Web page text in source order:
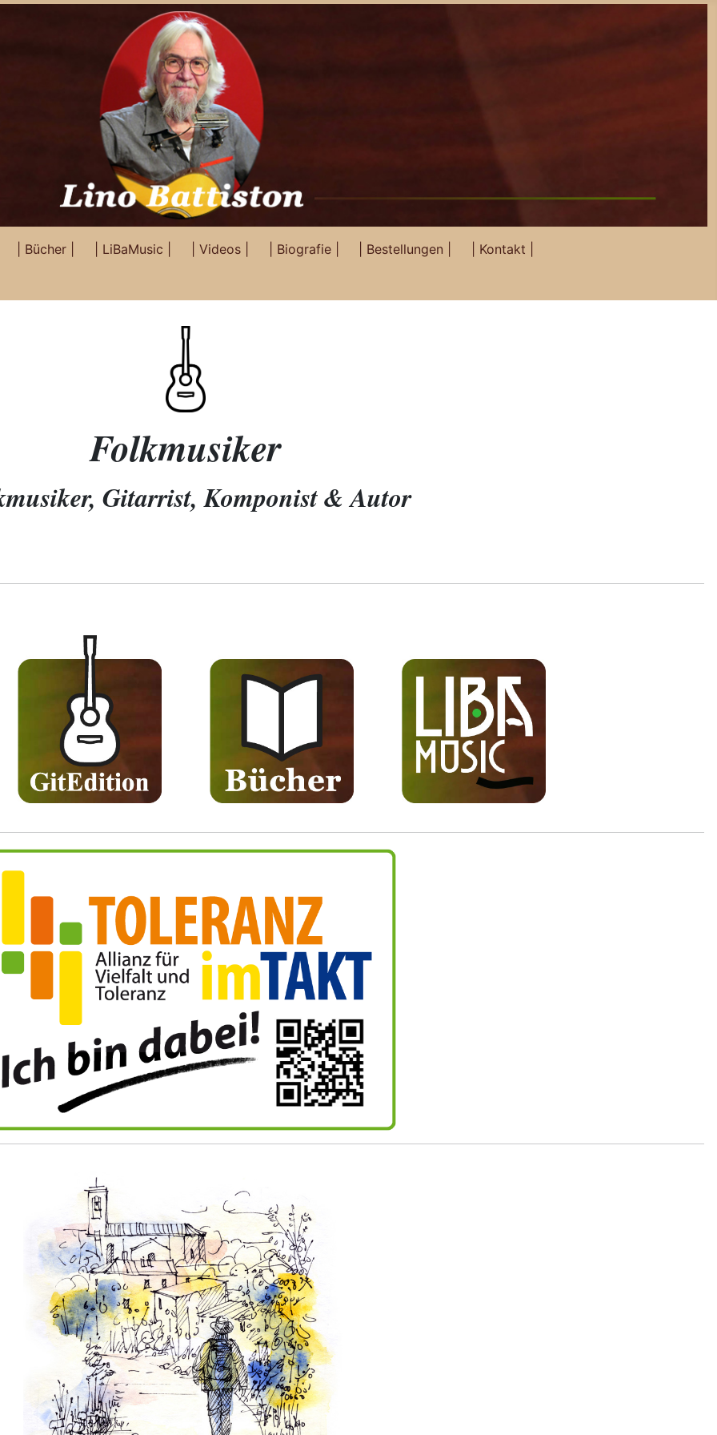
| Bücher | | LiBaMusic | | Videos | | Biografie | | Bestellungen | | Kontakt |
Folkmusiker
Gitarrist, Komponist & Autor